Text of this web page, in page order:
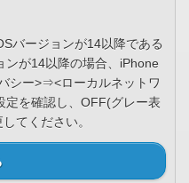
バージョンが14以降である
ンが14以降の場合、iPhone
シー>⇒<ローカルネットワ
定を確認し、OFF(グレー表
てください。